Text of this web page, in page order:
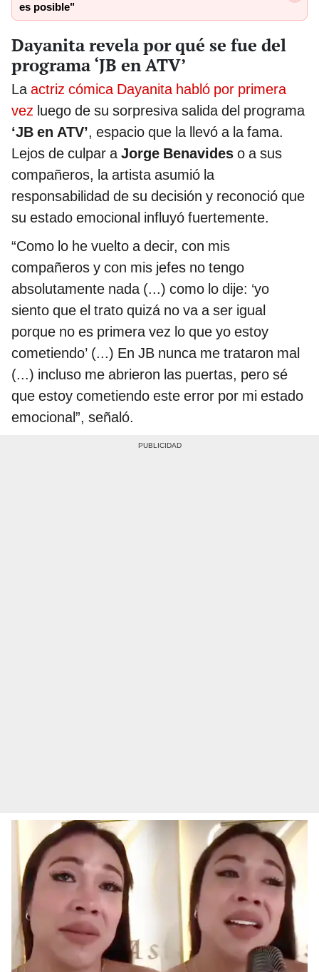
es posible"
Dayanita revela por qué se fue del
programa ‘JB en ATV’
Laactriz cómica Dayanita habló por primera
vez luego de su sorpresiva salida del programa
‘JB en ATV’, espacio que la llevó a la fama.
Lejos de culpar aJorge Benavides o a sus
compañeros, la artista asumió la
responsabilidad de su decisión y reconoció que
su estado emocional influyó fuertemente.
“Como lo he vuelto a decir, con mis
compañeros y con mis jefes no tengo
absolutamente nada (...) como lo dije: ‘yo
siento que el trato quizá no va a ser igual
porque no es primera vez lo que yo estoy
cometiendo’ (...) En JB nunca me trataron mal
(...) incluso me abrieron las puertas, pero sé
que estoy cometiendo este error por mi estado
emocional”, señaló.